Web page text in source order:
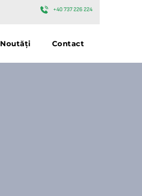
+40 737 226 224
Noutăți Contact